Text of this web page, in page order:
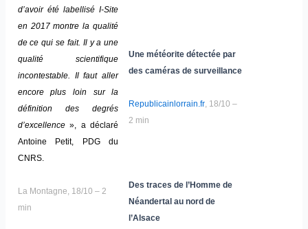
d’avoir été labellisé I-Site
en 2017 montre la qualité
de ce qui se fait. Il y a une
qualité scientifique
incontestable. Il faut aller
encore plus loin sur la
définition des degrés
d’excellence», a déclaré
Antoine Petit, PDG du
CNRS.
La Montagne, 18/10 – 2
min
Une météorite détectée par
des caméras de surveillance
Republicainlorrain.fr, 18/10 –
2 min
Des traces de l’Homme de
Néandertal au nord de
l’Alsace